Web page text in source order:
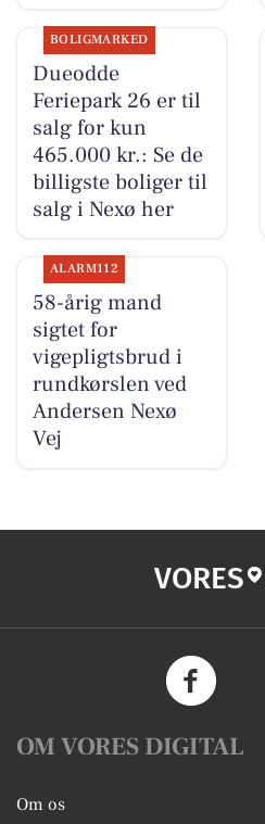
BOLIGMARKED
Dueodde
Feriepark 26 er til
salg for kun
465.000 kr.: Se de
billigste boliger til
salg i Nexø her
ALARM112
58-årig mand
sigtet for
vigepligtsbrud i
rundkørslen ved
Andersen Nexø
Vej
VORES
OM VORES DIGITAL
Om os